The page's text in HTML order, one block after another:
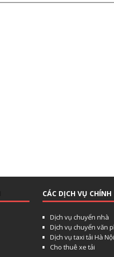
CÁC DỊCH VỤ CHÍNH
Dịch vụ chuyển nhà
Dịch vụ chuyển văn
Dịch vụ taxi tải Hà Nội
Cho thuê xe tải